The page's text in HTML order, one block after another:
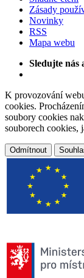
Zásady
Novinky
RSS
Mapa webu
Sledujte nás
K provozování
cookies.
soubory cookies
souborech cookies,
Odmítnout